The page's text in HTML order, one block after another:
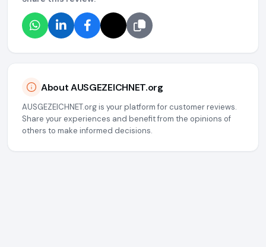
About AUSGEZEICHNET.org
AUSGEZEICHNET.org is your platform for customer reviews.
Share your experiences and benefit from the opinions of
others to make informed decisions.